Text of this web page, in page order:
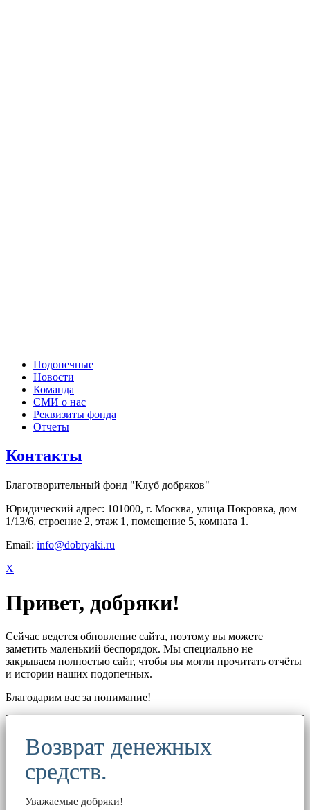
Подопечные
Новости
Команда
СМИ о нас
Реквизиты фонда
Отчеты
Контакты
Благотворительный фонд "Клуб добряков"
Юридический адрес: 101000, г. Москва, улица Покровка, дом
1/13/6, строение 2, этаж 1, помещение 5, комната 1.
Email: info@dobryaki.ru
X
Привет, добряки!
Сейчас ведется обновление сайта, поэтому вы можете
заметить маленький беспорядок. Мы специально не
закрываем полностью сайт, чтобы вы могли прочитать отчёты
и истории наших подопечных.
Благодарим вас за понимание!
Возврат денежных
средств.
Уважаемые добряки!